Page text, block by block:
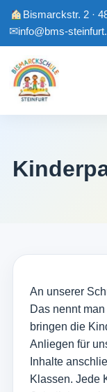
Bismarckstr. 2 ·
✉info@bms-
An unserer
Das nennt
bringen die
Anliegen für
Inhalte
Klassen. Jede